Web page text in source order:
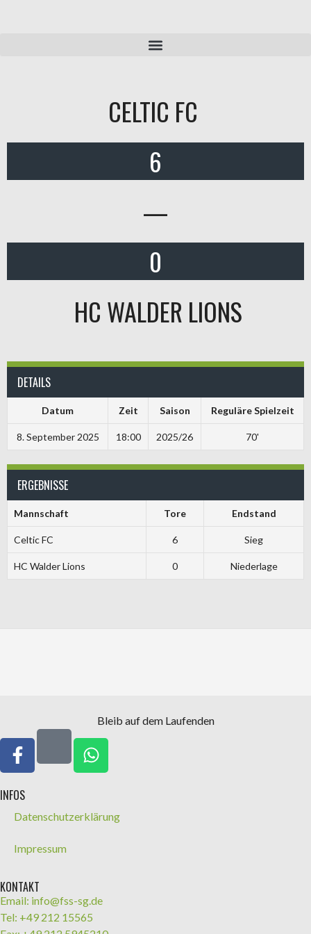
CELTIC FC
6
—
0
HC WALDER LIONS
DETAILS
Datum Zeit Saison Reguläre Spielzeit
8. September 2025 18:00 2025/26 70'
ERGEBNISSE
Mannschaft Tore Endstand
Celtic FC 6 Sieg
HC Walder Lions 0 Niederlage
Bleib auf dem Laufenden
INFOS
Datenschutzerklärung
Impressum
KONTAKT
Email: info@fss-sg.de
Tel: +49 212 15565